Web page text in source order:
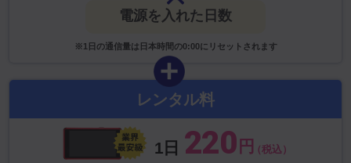
電源を入れた日数
※1日の通信量は日本時間の0:00にリセットされます
レンタル料
1日 220 円 （税込）